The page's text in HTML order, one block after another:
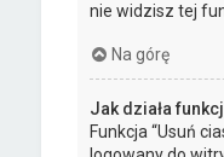
nie widzisz tej
Na górę
Jak działa
Funkcja “Usuń